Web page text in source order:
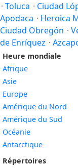
· Toluca · Ciudad
Apodaca · Heroica
Ciudad Obregón ·
de Enríquez ·
Heure mondiale
Afrique
Asie
Europe
Amérique du Nord
Amérique du Sud
Océanie
Antarctique
Répertoires